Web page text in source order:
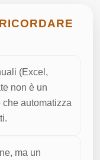
(Excel,
non è un
automatizza
ma un